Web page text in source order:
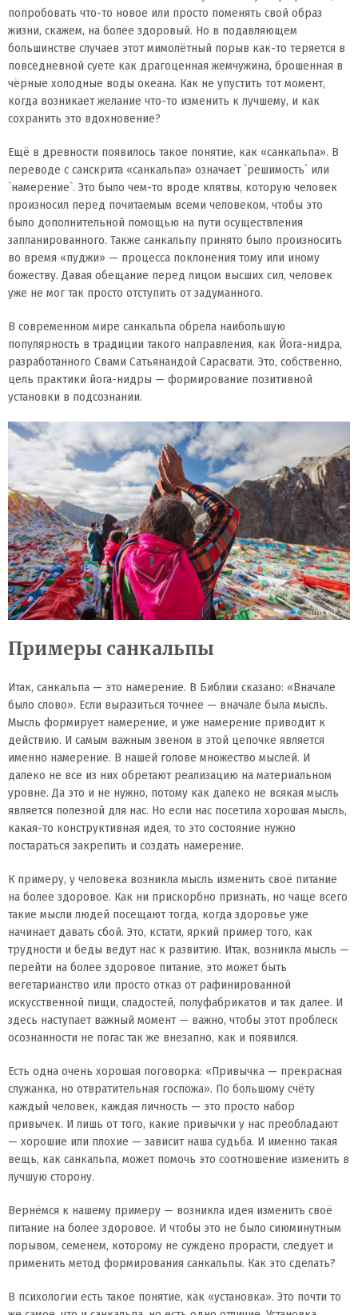
попробовать что-то новое или просто поменять свой образ
жизни, скажем, на более здоровый. Но в подавляющем
большинстве случаев этот мимолётный порыв как-то теряется в
повседневной суете как драгоценная жемчужина, брошенная в
чёрные холодные воды океана. Как не упустить тот момент,
когда возникает желание что-то изменить к лучшему, и как
сохранить это вдохновение?
Ещё в древности появилось такое понятие, как «санкальпа». В
переводе с санскрита «санкальпа» означает `решимость` или
`намерение`. Это было чем-то вроде клятвы, которую человек
произносил перед почитаемым всеми человеком, чтобы это
было дополнительной помощью на пути осуществления
запланированного. Также санкальпу принято было произносить
во время «пуджи» — процесса поклонения тому или иному
божеству. Давая обещание перед лицом высших сил, человек
уже не мог так просто отступить от задуманного.
В современном мире санкальпа обрела наибольшую
популярность в традиции такого направления, как Йога-нидра,
разработанного Свами Сатьянандой Сарасвати. Это, собственно,
цель практики йога-нидры — формирование позитивной
установки в подсознании.
Примеры санкальпы
Итак, санкальпа — это намерение. В Библии сказано: «Вначале
было слово». Если выразиться точнее — вначале была мысль.
Мысль формирует намерение, и уже намерение приводит к
действию. И самым важным звеном в этой цепочке является
именно намерение. В нашей голове множество мыслей. И
далеко не все из них обретают реализацию на материальном
уровне. Да это и не нужно, потому как далеко не всякая мысль
является полезной для нас. Но если нас посетила хорошая мысль,
какая-то конструктивная идея, то это состояние нужно
постараться закрепить и создать намерение.
К примеру, у человека возникла мысль изменить своё питание
на более здоровое. Как ни прискорбно признать, но чаще всего
такие мысли людей посещают тогда, когда здоровье уже
начинает давать сбой. Это, кстати, яркий пример того, как
трудности и беды ведут нас к развитию. Итак, возникла мысль —
перейти на более здоровое питание, это может быть
вегетарианство или просто отказ от рафинированной
искусственной пищи, сладостей, полуфабрикатов и так далее. И
здесь наступает важный момент — важно, чтобы этот проблеск
осознанности не погас так же внезапно, как и появился.
Есть одна очень хорошая поговорка: «Привычка — прекрасная
служанка, но отвратительная госпожа». По большому счёту
каждый человек, каждая личность — это просто набор
привычек. И лишь от того, какие привычки у нас преобладают
— хорошие или плохие — зависит наша судьба. И именно такая
вещь, как санкальпа, может помочь это соотношение изменить в
лучшую сторону.
Вернёмся к нашему примеру — возникла идея изменить своё
питание на более здоровое. И чтобы это не было сиюминутным
порывом, семенем, которому не суждено прорасти, следует и
применить метод формирования санкальпы. Как это сделать?
В психологии есть такое понятие, как «установка». Это почти то